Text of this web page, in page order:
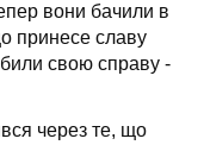
вони бачили в
принесе славу
свою справу -
через те, що